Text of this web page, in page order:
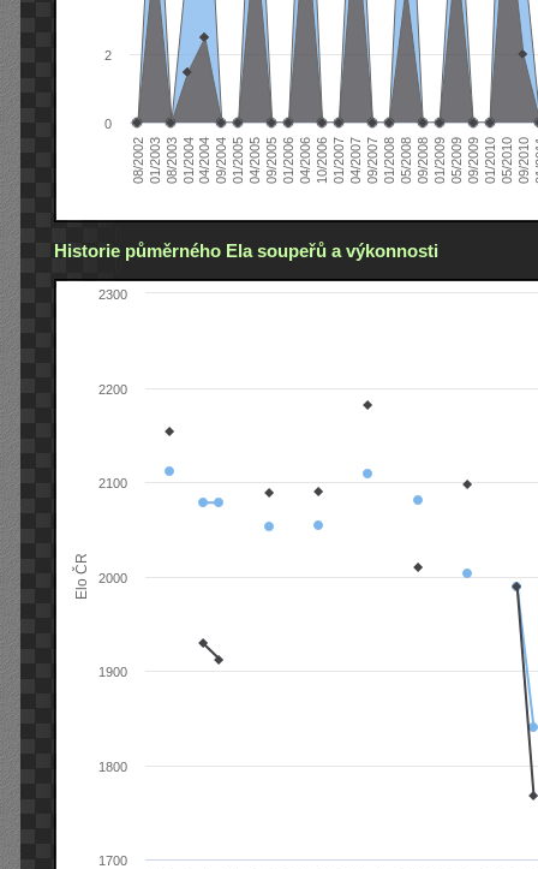
08/200201/200308/200301/200404/200409/200401/200504/200509/200501/200604/200610/200601/200704/200709/200701/200805/200809/200801/200905/200909/200901/201005/201009/2010
0
2
Historie půměrného Ela soupeřů a výkonnosti
Elo ČR
1700
1800
1900
2000
2100
2200
2300